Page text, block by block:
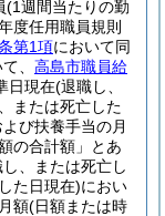
(1週間当たりの勤
度任用職員規則
第1項において同
、 高島市職員給
日現在(退職し、
または死亡した
び扶養手当の月
の合計額」とあ
、または死亡し
た日現在)におい
額(日額または時